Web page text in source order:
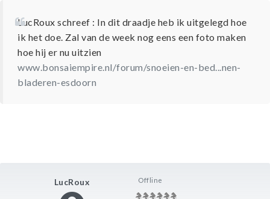
LucRoux Offline
LucRoux schreef : In dit draadje heb ik uitgelegd hoe
ik het doe. Zal van de week nog eens een foto maken
hoe hij er nu uitzien
www.bonsaiempire.nl/forum/snoeien-en-bed...nen-
bladeren-esdoorn